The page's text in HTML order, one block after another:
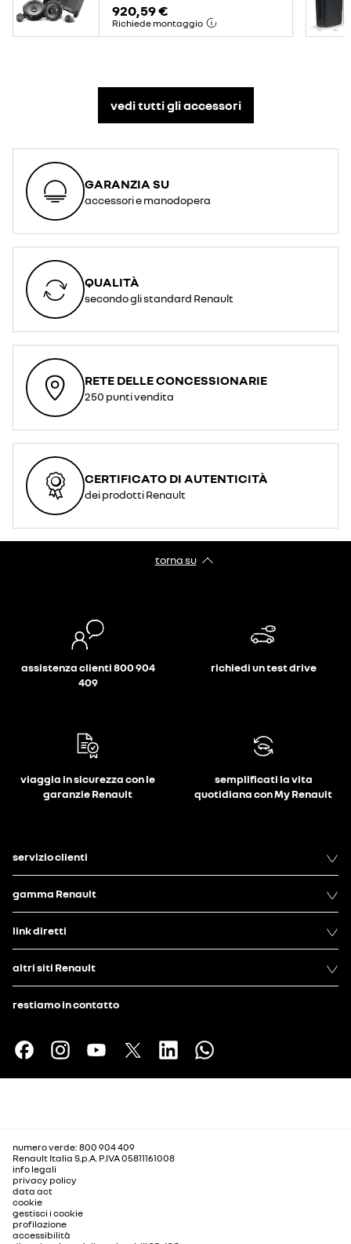
920,59 €
Richiede montaggio
vedi tutti gli accessori​
GARANZIA SU
accessori e manodopera
QUALITÀ
secondo gli standard Renault
RETE DELLE CONCESSIONARIE
250 punti vendita
CERTIFICATO DI AUTENTICITÀ
dei prodotti Renault
torna su
assistenza clienti 800 904
409
richiedi un test drive
viaggia in sicurezza con le
garanzie Renault
semplificati la vita
quotidiana con My Renault
servizio clienti
gamma Renault
link diretti
altri siti Renault
restiamo in contatto
numero verde: 800 904 409
Renault Italia S.p.A. P.IVA 05811161008
info legali
privacy policy
data act
cookie
gestisci i cookie
profilazione
accessibilità